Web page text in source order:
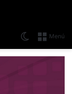
Menú
Switch skin